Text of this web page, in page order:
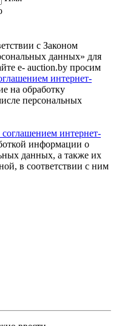
с Законом
данных» для
e- auction.by просим
интернет-
на обработку
персональных
интернет-
информации о
данных, а также их
в соответствии с ним